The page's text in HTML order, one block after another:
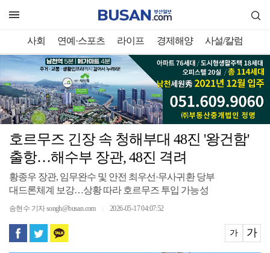
사회 연예·스포츠 라이프 경제해양 사설/칼럼
호르무즈 긴장 속 청해부대 48진 '왕건함'
출항…해수부 장관, 48진 격려
황종우 장관, 임무완수 및 안전 최우선·무사귀환 당부
대드론체계 보강…상황 따라 호르무즈 투입 가능성
송현수 기자 songh@busan.com 2026-05-17 04:07:52
가 가